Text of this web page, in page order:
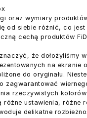
oraz wymiary
od siebie różnić, co jest
cechą produktów
że dołożyliśmy
na ekranie
do oryginału.
zagwarantować
rzeczywistych
różne ustawienia, różne
delikatne